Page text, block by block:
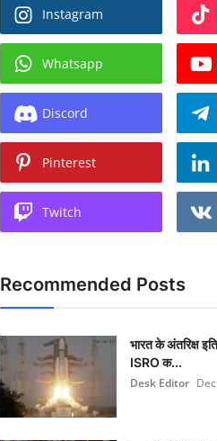
Instagram
Whatsapp
Discord
Pinterest
Twitch
Recommended Posts
भारत के अंतरिक्ष
ISRO क...
Desk Editor